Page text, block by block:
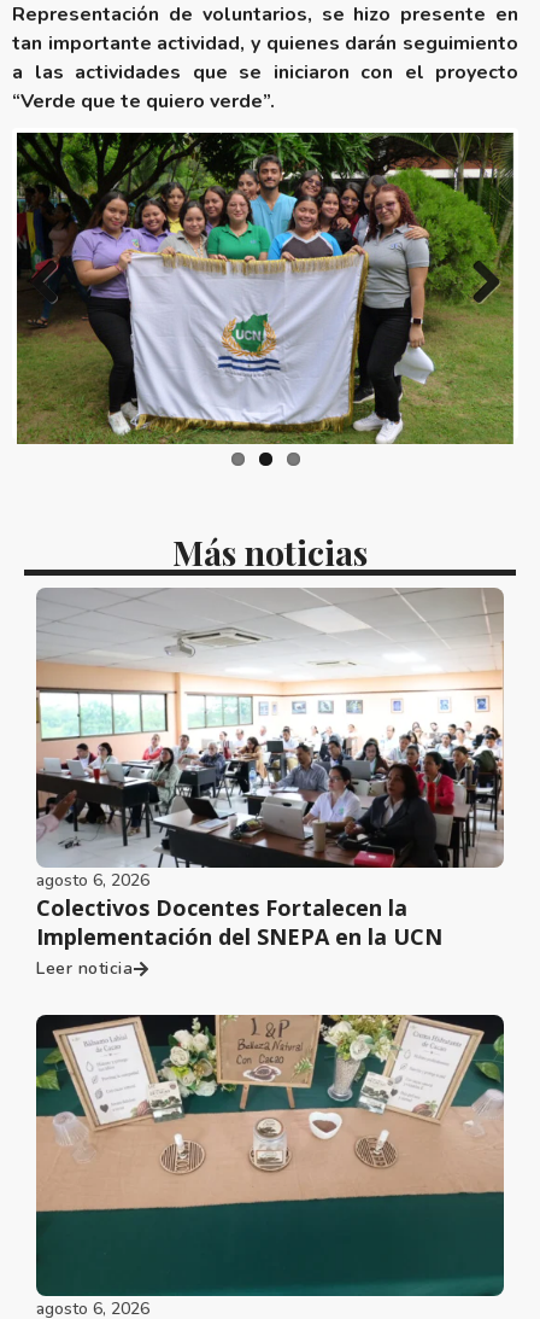
Representación de voluntarios, se hizo presente en
tan importante actividad, y quienes darán seguimiento
a las actividades que se iniciaron con el proyecto
“Verde que te quiero verde”.
Previous Next
Más noticias
agosto 6, 2026
Colectivos Docentes Fortalecen la
Implementación del SNEPA en la UCN
Leer noticia
agosto 6, 2026